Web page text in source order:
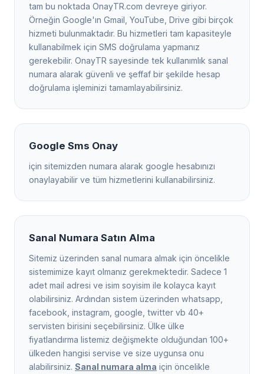
tam bu noktada OnayTR.com devreye giriyor.
Örneğin Google'ın Gmail, YouTube, Drive gibi birçok
hizmeti bulunmaktadır. Bu hizmetleri tam kapasiteyle
kullanabilmek için SMS doğrulama yapmanız
gerekebilir. OnayTR sayesinde tek kullanımlık sanal
numara alarak güvenli ve şeffaf bir şekilde hesap
doğrulama işleminizi tamamlayabilirsiniz.
Google Sms Onay
için sitemizden numara alarak google hesabınızı
onaylayabilir ve tüm hizmetlerini kullanabilirsiniz.
Sanal Numara Satın Alma
Sitemiz üzerinden sanal numara almak için öncelikle
sistemimize kayıt olmanız gerekmektedir. Sadece 1
adet mail adresi ve isim soyisim ile kolayca kayıt
olabilirsiniz. Ardından sistem üzerinden whatsapp,
facebook, instagram, google, twitter vb 40+
servisten birisini seçebilirsiniz. Ülke ülke
fiyatlandırma listemiz değişmekte olduğundan 100+
ülkeden hangisi servise ve size uygunsa onu
alabilirsiniz. Sanal numara alma için öncelikle